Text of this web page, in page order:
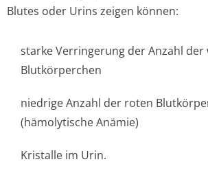
Blutes oder Urins zeigen können:
starke Verringerung der Anzahl der
Blutkörperchen
niedrige Anzahl der roten
(hämolytische Anämie)
Kristalle im Urin.